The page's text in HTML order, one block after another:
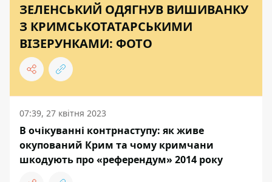
ЗЕЛЕНСЬКИЙ ОДЯГНУВ ВИШИВАНКУ
З КРИМСЬКОТАТАРСЬКИМИ
ВІЗЕРУНКАМИ: ФОТО
07:39, 27 квітня 2023
В очікуванні контрнаступу: як живе
окупований Крим та чому кримчани
шкодують про «референдум» 2014 року